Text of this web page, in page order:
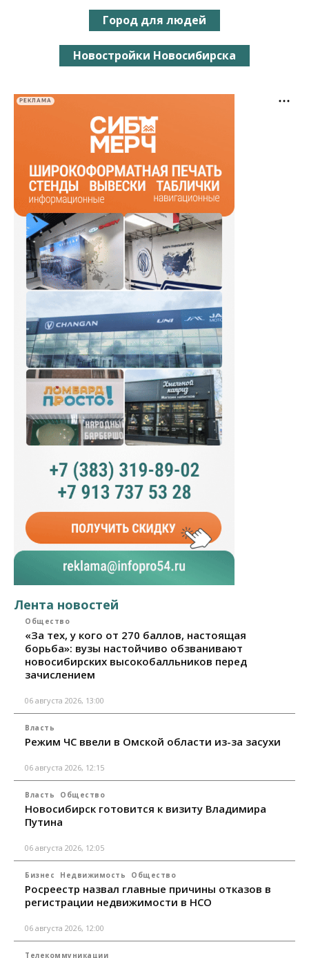
Город для людей
Новостройки Новосибирска
РЕКЛАМА
Лента новостей
Общество
«За тех, у кого от 270 баллов, настоящая
борьба»: вузы настойчиво обзванивают
новосибирских высокобалльников перед
зачислением
06 августа 2026, 13:00
Власть
Режим ЧС ввели в Омской области из-за засухи
06 августа 2026, 12:15
Власть Общество
Новосибирск готовится к визиту Владимира
Путина
06 августа 2026, 12:05
Бизнес Недвижимость Общество
Росреестр назвал главные причины отказов в
регистрации недвижимости в НСО
06 августа 2026, 12:00
Телекоммуникации